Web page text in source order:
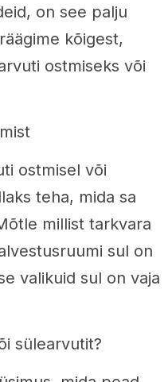
on see palju
kõigest,
ostmiseks või
ostmisel või
teha, mida sa
millist tarkvara
sul on
valikuid sul on vaja
sülearvutit?